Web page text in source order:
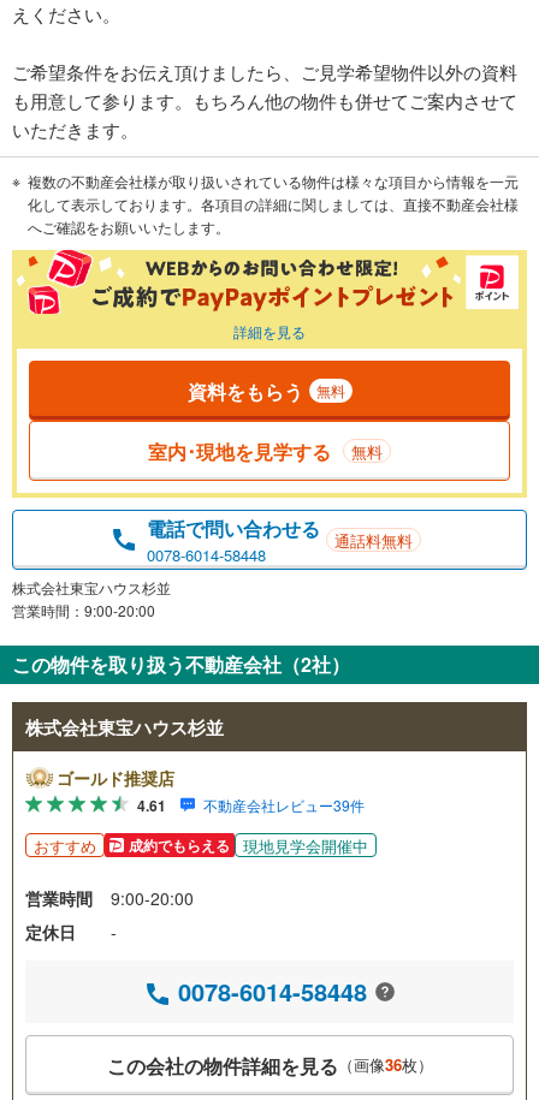
えください。
ご希望条件をお伝え頂けましたら、ご見学希望物件以外の資料
も用意して参ります。もちろん他の物件も併せてご案内させて
いただきます。
複数の不動産会社様が取り扱いされている物件は様々な項目から情報を一元
化して表示しております。各項目の詳細に関しましては、直接不動産会社様
へご確認をお願いいたします。
詳細を見る
資料をもらう 無料
室内･現地を見学する 無料
電話で問い合わせる
0078-6014-58448
通話料無料
株式会社東宝ハウス杉並
営業時間：9:00-20:00
この物件を取り扱う不動産会社（2社）
株式会社東宝ハウス杉並
ゴールド推奨店
4.61 不動産会社レビュー39件
おすすめ 成約でもらえる 現地見学会開催中
営業時間
9:00-20:00
定休日
-
0078-6014-58448
この会社の物件詳細を見る （画像36枚）